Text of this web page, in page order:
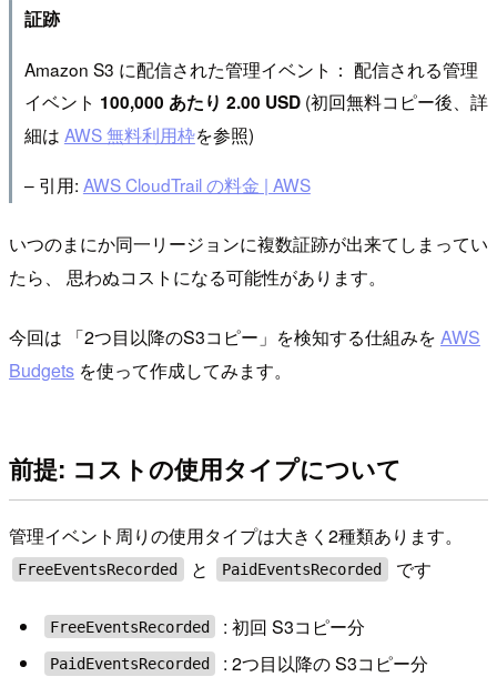
証跡
Amazon S3 に配信された管理イベント： 配信される管理
イベント 100,000 あたり 2.00 USD(初回無料コピー後、詳
細は AWS 無料利用枠を参照)
– 引用: AWS CloudTrail の料金 | AWS
いつのまにか同一リージョンに複数証跡が出来てしまってい
たら、 思わぬコストになる可能性があります。
今回は 「2つ目以降のS3コピー」を検知する仕組みを AWS
Budgets を使って作成してみます。
前提: コストの使用タイプについて
管理イベント周りの使用タイプは大きく2種類あります。
FreeEventsRecorded と PaidEventsRecorded です
FreeEventsRecorded : 初回 S3コピー分
PaidEventsRecorded : 2つ目以降の S3コピー分